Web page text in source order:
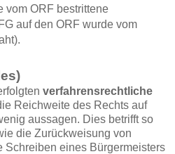
vom ORF bestrittene
auf den ORF wurde vom
verfahrensrechtliche
Reichweite des Rechts auf
aussagen. Dies betrifft so
die Zurückweisung von
Schreiben eines Bürgermeisters